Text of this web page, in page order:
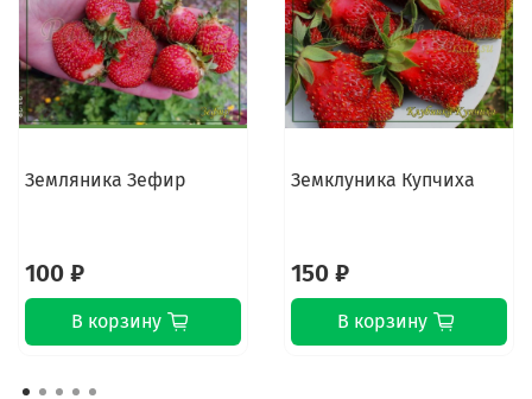
Земляника Зефир
100 ₽
В корзину
Земклуника Купчиха
150 ₽
В корзину